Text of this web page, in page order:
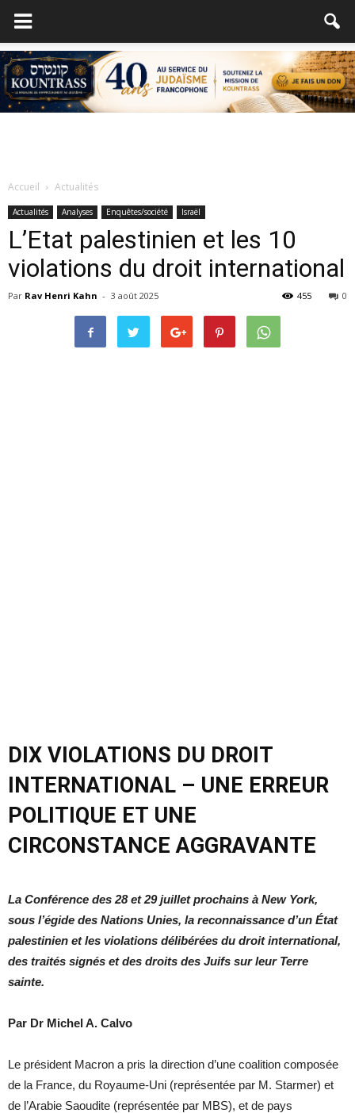
Accueil Actualités
Actualités Analyses Enquêtes/société Israël
L’Etat palestinien et les 10
violations du droit international
Par Rav Henri Kahn - 3 août 2025 0
455
DIX VIOLATIONS DU DROIT
INTERNATIONAL – UNE ERREUR
POLITIQUE ET UNE
CIRCONSTANCE AGGRAVANTE
La Conférence des 28 et 29 juillet prochains à New York,
sous l’égide des Nations Unies, la reconnaissance d’un État
palestinien et les violations délibérées du droit international,
des traités signés et des droits des Juifs sur leur Terre
sainte.
Par Dr Michel A. Calvo
Le président Macron a pris la direction d’une coalition composée
de la France, du Royaume-Uni (représentée par M. Starmer) et
de l’Arabie Saoudite (représentée par MBS), et de pays